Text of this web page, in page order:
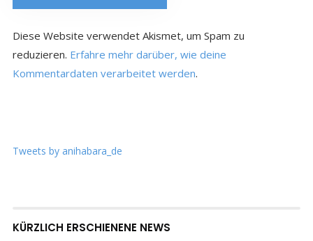
Diese Website verwendet Akismet, um Spam zu
reduzieren. Erfahre mehr darüber, wie deine
Kommentardaten verarbeitet werden.
Tweets by anihabara_de
KÜRZLICH ERSCHIENENE NEWS